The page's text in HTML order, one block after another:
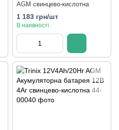
AGM свинцево-кислотна
1 183 грн/шт
В наявності